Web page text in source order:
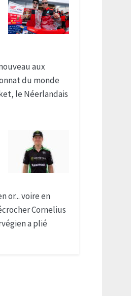
aux
du monde
le Néerlandais
or... voire en
Cornelius
a plié